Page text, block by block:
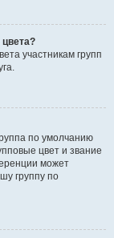
участникам групп
по умолчанию
цвет и звание
может
группу по